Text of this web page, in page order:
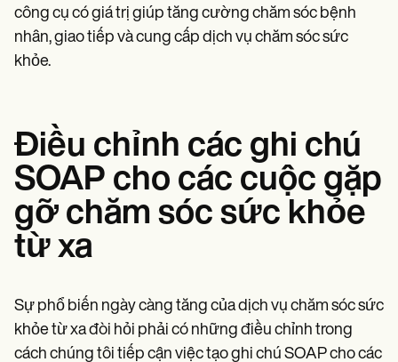
công cụ có giá trị giúp tăng cường chăm sóc bệnh
nhân, giao tiếp và cung cấp dịch vụ chăm sóc sức
khỏe.
Điều chỉnh các ghi chú
SOAP cho các cuộc gặp
gỡ chăm sóc sức khỏe
từ xa
Sự phổ biến ngày càng tăng của dịch vụ chăm sóc sức
khỏe từ xa đòi hỏi phải có những điều chỉnh trong
cách chúng tôi tiếp cận việc tạo ghi chú SOAP cho các